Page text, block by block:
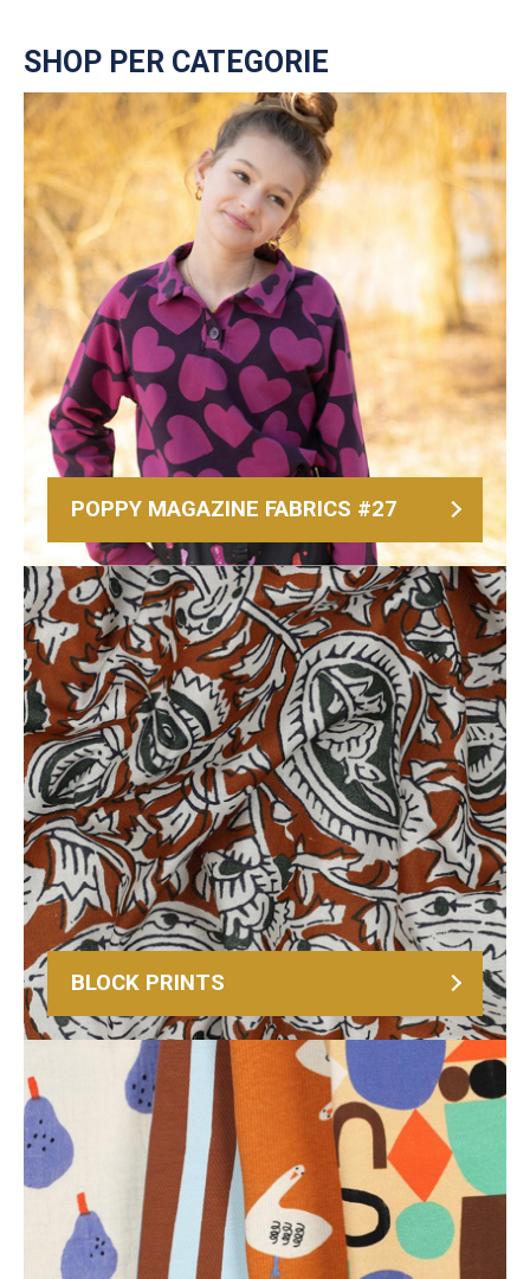
SHOP PER CATEGORIE
POPPY MAGAZINE FABRICS #27
BLOCK PRINTS